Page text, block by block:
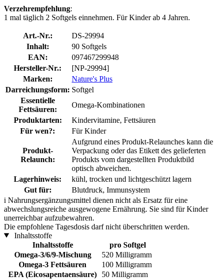
Verzehrempfehlung:
1 mal täglich 2 Softgels einnehmen. Für Kinder ab 4 Jahren.
Art.-Nr.:
DS-29994
Inhalt:
90 Softgels
EAN:
097467299948
Hersteller-Nr.:
[NP-29994]
Marken:
Nature's Plus
Darreichungsform: Softgel
Essentielle
Fettsäuren:
Omega-Kombinationen
Produktarten:
Kindervitamine, Fettsäuren
Für wen?:
Für Kinder
Produkt-
Relaunch:
Aufgrund eines Produkt-Relaunches kann die
Verpackung oder das Etikett des gelieferten
Produkts vom dargestellten Produktbild
optisch abweichen.
Lagerhinweis:
kühl, trocken und lichtgeschützt lagern
Gut für:
Blutdruck, Immunsystem
i Nahrungsergänzungsmittel dienen nicht als Ersatz für eine
abwechslungsreiche ausgewogene Ernährung. Sie sind für Kinder
unerreichbar aufzubewahren.
Die empfohlene Tagesdosis darf nicht überschritten werden.
Inhaltsstoffe
Inhaltsstoffe
pro Softgel
Omega-3/6/9-Mischung
520 Milligramm
Omega-3 Fettsäuren
100 Milligramm
EPA (Eicosapentaensäure)
50 Milligramm